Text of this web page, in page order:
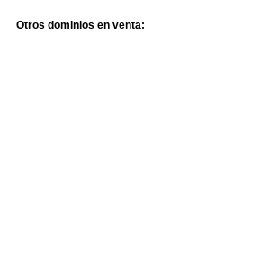
Otros dominios en venta: